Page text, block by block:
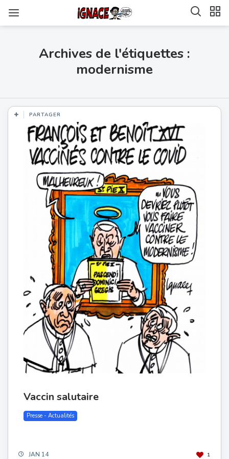
Archives de l'étiquettes :
modernisme
PARTAGER
Vaccin salutaire
Presse - Actualités
JAN 14 1